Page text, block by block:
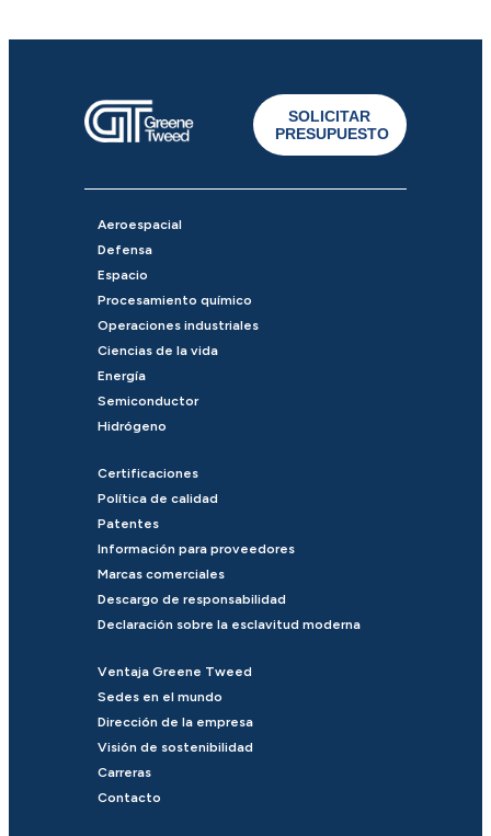
SOLICITAR
PRESUPUESTO
Aeroespacial
Defensa
Espacio
Procesamiento químico
Operaciones industriales
Ciencias de la vida
Energía
Semiconductor
Hidrógeno
Certificaciones
Política de calidad
Patentes
Información para proveedores
Marcas comerciales
Descargo de responsabilidad
Declaración sobre la esclavitud moderna
Ventaja Greene Tweed
Sedes en el mundo
Dirección de la empresa
Visión de sostenibilidad
Carreras
Contacto